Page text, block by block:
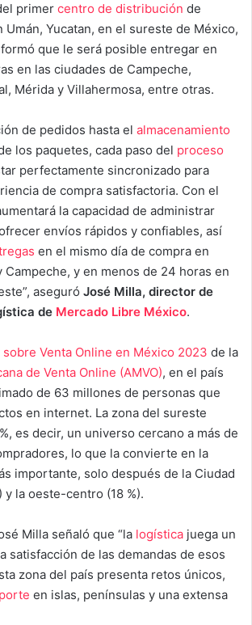
primer centro de distribución de
Umán, Yucatan, en el sureste de México,
que le será posible entregar en
en las ciudades de Campeche,
Mérida y Villahermosa, entre otras.
de pedidos hasta el almacenamiento
los paquetes, cada paso del proceso
perfectamente sincronizado para
de compra satisfactoria. Con el
la capacidad de administrar
envíos rápidos y confiables, así
en el mismo día de compra en
Campeche, y en menos de 24 horas en
aseguró José Milla, director de
de Mercado Libre México.
sobre Venta Online en México 2023 de la
de Venta Online (AMVO), en el país
de 63 millones de personas que
en internet. La zona del sureste
es decir, un universo cercano a más de
lo que la convierte en la
importante, solo después de la Ciudad
y la oeste-centro (18 %).
Milla señaló que “la logística juega un
satisfacción de las demandas de esos
zona del país presenta retos únicos,
en islas, penínsulas y una extensa